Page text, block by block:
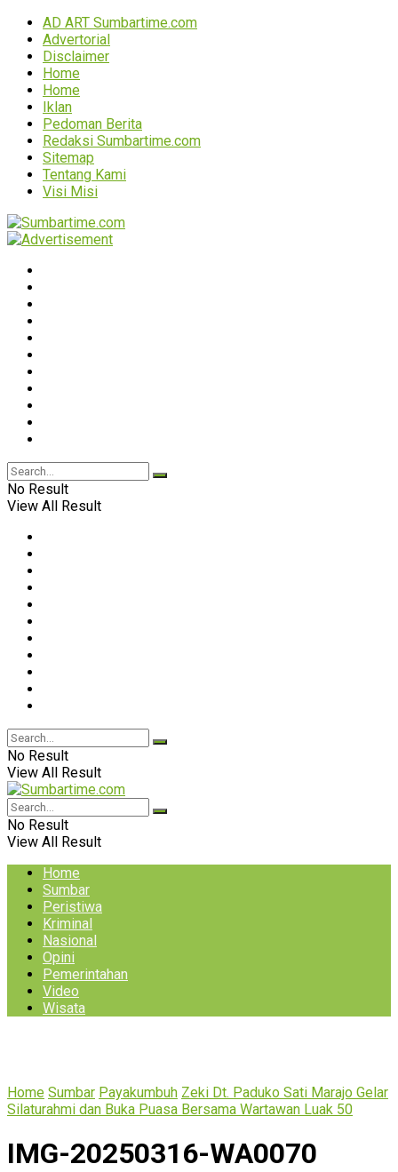
AD ART Sumbartime.com
Advertorial
Disclaimer
Home
Home
Iklan
Pedoman Berita
Redaksi Sumbartime.com
Sitemap
Tentang Kami
Visi Misi
No Result
View All Result
No Result
View All Result
No Result
View All Result
Home
Sumbar
Peristiwa
Kriminal
Nasional
Opini
Pemerintahan
Video
Wisata
Home Sumbar Payakumbuh Zeki Dt. Paduko Sati Marajo Gelar
Silaturahmi dan Buka Puasa Bersama Wartawan Luak 50
IMG-20250316-WA0070